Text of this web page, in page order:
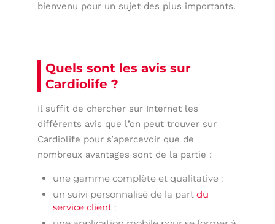
bienvenu pour un sujet des plus importants.
Quels sont les avis sur
Cardiolife ?
Il suffit de chercher sur Internet les
différents avis que l’on peut trouver sur
Cardiolife pour s’apercevoir que de
nombreux avantages sont de la partie :
une gamme complète et qualitative ;
un suivi personnalisé de la partdu
service client ;